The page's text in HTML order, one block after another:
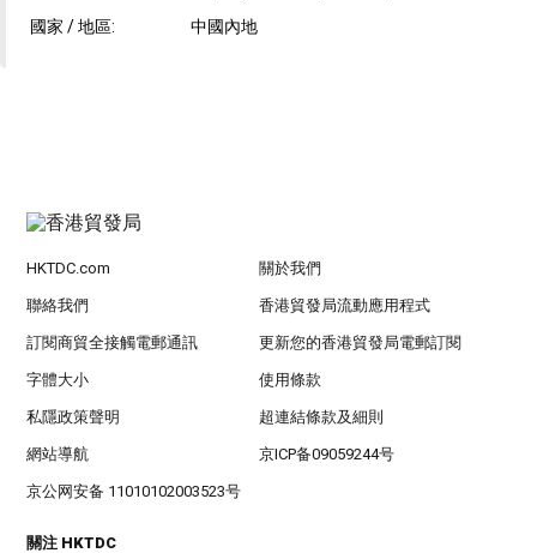
國家 / 地區:
中國內地
HKTDC.com 關於我們
聯絡我們 香港貿發局流動應用程式
訂閱商貿全接觸電郵通訊 更新您的香港貿發局電郵訂閱
字體大小 使用條款
私隱政策聲明 超連結條款及細則
網站導航 京ICP备09059244号
京公网安备 11010102003523号
關注 HKTDC